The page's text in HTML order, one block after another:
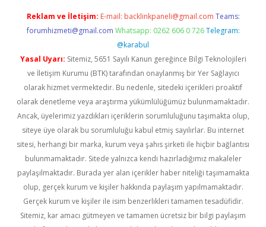
Reklam ve İletişim: E-mail: backlinkpaneli@gmail.com Teams:
forumhizmeti@gmail.com Whatsapp: 0262 606 0 726 Telegram:
@karabul
Yasal Uyarı: Sitemiz, 5651 Sayılı Kanun gereğince Bilgi Teknolojileri
ve İletişim Kurumu (BTK) tarafından onaylanmış bir Yer Sağlayıcı
olarak hizmet vermektedir. Bu nedenle, sitedeki içerikleri proaktif
olarak denetleme veya araştırma yükümlülüğümüz bulunmamaktadır.
Ancak, üyelerimiz yazdıkları içeriklerin sorumluluğunu taşımakta olup,
siteye üye olarak bu sorumluluğu kabul etmiş sayılırlar. Bu internet
sitesi, herhangi bir marka, kurum veya şahıs şirketi ile hiçbir bağlantısı
bulunmamaktadır. Sitede yalnızca kendi hazırladığımız makaleler
paylaşılmaktadır. Burada yer alan içerikler haber niteliği taşımamakta
olup, gerçek kurum ve kişiler hakkında paylaşım yapılmamaktadır.
Gerçek kurum ve kişiler ile isim benzerlikleri tamamen tesadüfidir.
Sitemiz, kar amacı gütmeyen ve tamamen ücretsiz bir bilgi paylaşım